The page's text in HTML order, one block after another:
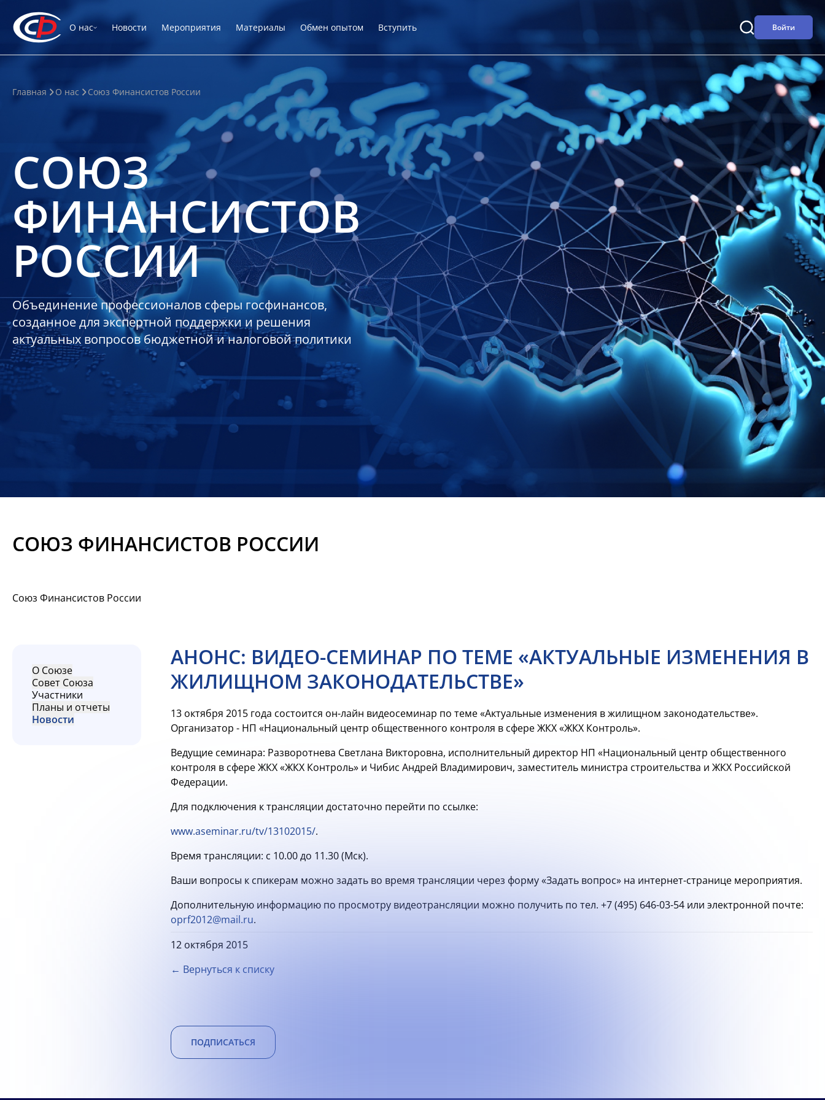
О нас Новости Мероприятия Материалы Обмен опытом Вступить Войти
Главная О нас Союз Финансистов России
СОЮЗ
ФИНАНСИСТОВ
РОССИИ
Объединение профессионалов сферы госфинансов,
созданное для экспертной поддержки и решения
актуальных вопросов бюджетной и налоговой политики
СОЮЗ ФИНАНСИСТОВ РОССИИ
Союз Финансистов России
О Союзе
Совет Союза
Участники
Планы и отчеты
Новости
АНОНС: ВИДЕО-СЕМИНАР ПО ТЕМЕ «АКТУАЛЬНЫЕ ИЗМЕНЕНИЯ В
ЖИЛИЩНОМ ЗАКОНОДАТЕЛЬСТВЕ»
13 октября 2015 года состоится он-лайн видеосеминар по теме «Актуальные изменения в жилищном законодательстве».
Организатор - НП «Национальный центр общественного контроля в сфере ЖКХ «ЖКХ Контроль».
Ведущие семинара: Разворотнева Светлана Викторовна, исполнительный директор НП «Национальный центр общественного
контроля в сфере ЖКХ «ЖКХ Контроль» и Чибис Андрей Владимирович, заместитель министра строительства и ЖКХ Российской
Федерации.
Для подключения к трансляции достаточно перейти по ссылке:
www.aseminar.ru/tv/13102015/.
Время трансляции: с 10.00 до 11.30 (Мск).
Ваши вопросы к спикерам можно задать во время трансляции через форму «Задать вопрос» на интернет-странице мероприятия.
Дополнительную информацию по просмотру видеотрансляции можно получить по тел. +7 (495) 646-03-54 или электронной почте:
oprf2012@mail.ru.
12 октября 2015
← Вернуться к списку
ПОДПИСАТЬСЯ